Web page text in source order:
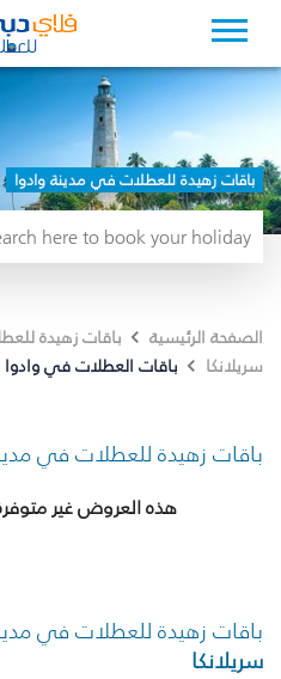
باقات زهيدة للعطلات في مدينة وادوا
الصفحة الرئيسية باقات زهيدة
سريلانكا
باقات العطلات في وادوا
باقات زهيدة للعطلات في
هذه العروض غير
باقات زهيدة للعطلات في
سريلانكا